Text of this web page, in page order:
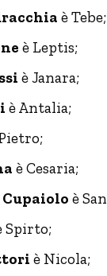
è Tebe;
è Leptis;
è Janara;
è Antalia;
è Cesaria;
è
Spirto;
è Nicola;